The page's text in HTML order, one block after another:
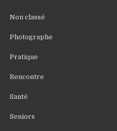
Non classé
Photographe
Pratique
Rencontre
Santé
Seniors